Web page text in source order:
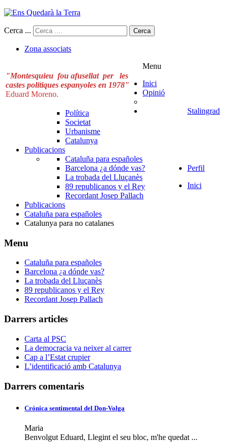
Cerca ... Cerca
Zona associats
"Montesquieu fou afusellat per les
castes politiques espanyoles en 1978"
Eduard Moreno.
Menu
Inici
Opinió
Política
Societat
Urbanisme
Catalunya
Stalingrad
Publicacions
Cataluña para españoles
Barcelona ¿a dónde vas?
La trobada del Lluçanès
89 republicanos y el Rey
Recordant Josep Pallach
Perfil
Inici
Publicacions
Cataluña para españoles
Catalunya para no catalanes
Menu
Cataluña para españoles
Barcelona ¿a dónde vas?
La trobada del Lluçanès
89 republicanos y el Rey
Recordant Josep Pallach
Darrers articles
Carta al PSC
La democracia va neixer al carrer
Cap a l’Estat crupier
L’identificació amb Catalunya
Darrers comentaris
Crónica sentimental del Don-Volga
Maria
Benvolgut Eduard, Llegint el seu bloc, m'he quedat ...